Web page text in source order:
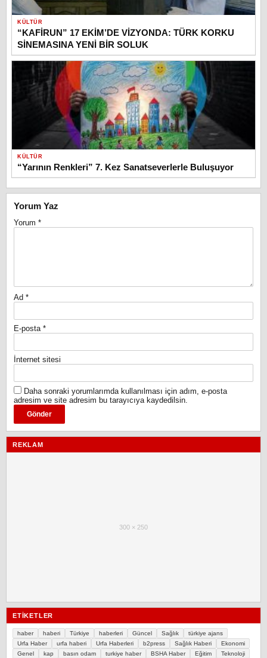
KÜLTÜR
“KAFİRUN” 17 EKİM’DE VİZYONDA: TÜRK KORKU
SİNEMASINA YENİ BİR SOLUK
KÜLTÜR
“Yarının Renkleri” 7. Kez Sanatseverlerle Buluşuyor
Yorum Yaz
Yorum *
Ad *
E-posta *
İnternet sitesi
Daha sonraki yorumlarımda kullanılması için adım, e-posta
adresim ve site adresim bu tarayıcıya kaydedilsin.
REKLAM
300 × 250
ETIKETLER
haber haberi Türkiye haberleri Güncel Sağlık
türkiye ajans
Urfa Haber
urfa haberi Urfa Haberleri b2press Sağlık Haberi
Ekonomi
Genel
kap basın odam turkiye haber BSHA Haber Eğitim Teknoloji